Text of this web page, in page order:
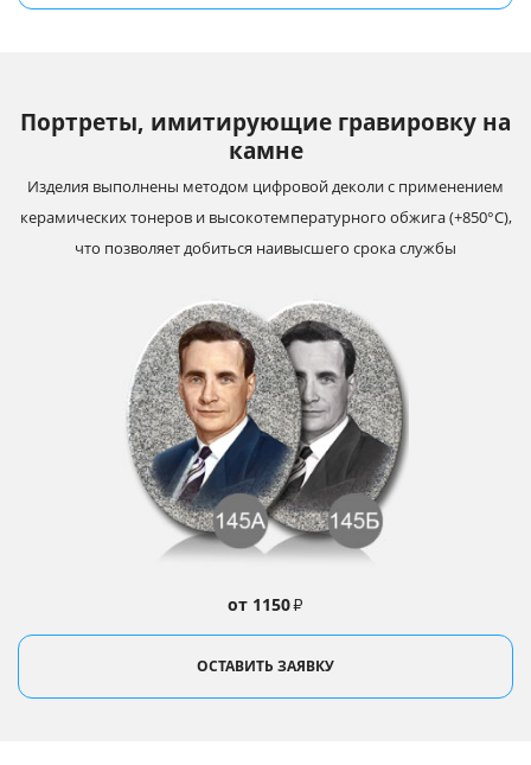
Портреты, имитирующие гравировку на
камне
от 1150₽
Изделия выполнены методом цифровой деколи с применением
керамических тонеров и высокотемпературного обжига (+850°С),
что позволяет добиться наивысшего срока службы
ОСТАВИТЬ ЗАЯВКУ